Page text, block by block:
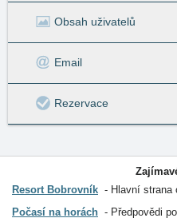
Obsah uživatelů
Email
Rezervace
Resort Bobrovník
Hlavní strana
Počasí na horách
Předpovědi